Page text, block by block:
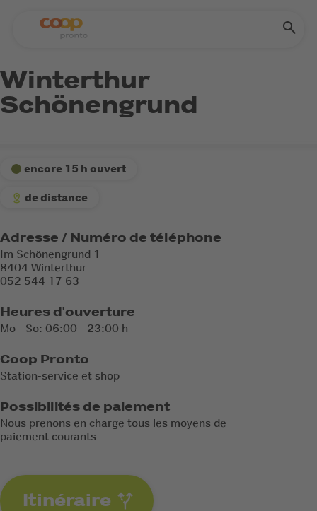
encore 15 h ouvert
Winterthur
Schönengrund
de distance
Adresse / Numéro de téléphone
Im Schönengrund 1
8404 Winterthur
052 544 17 63
Heures d'ouverture
Mo - So: 06:00 - 23:00 h
Coop Pronto
Station-service et shop
Possibilités de paiement
Nous prenons en charge tous les moyens de
paiement courants.
Itinéraire